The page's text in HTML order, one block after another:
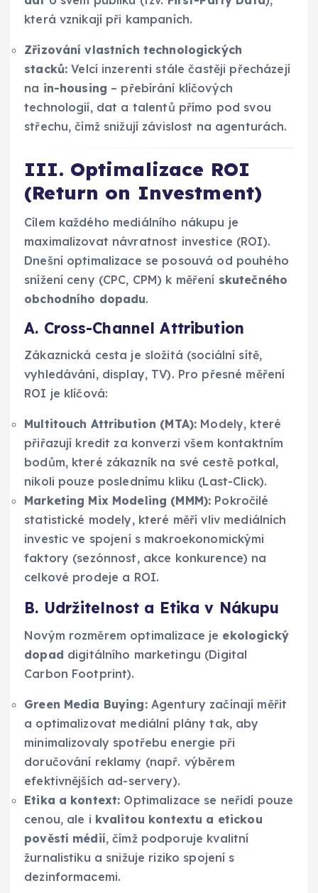
která vznikají při kampaních.
Zřizování vlastních technologických
stacků: Velcí inzerenti stále častěji přecházejí
na in-housing – přebírání klíčových
technologií, dat a talentů přímo pod svou
střechu, čímž snižují závislost na agenturách.
III. Optimalizace ROI
(Return on Investment)
Cílem každého mediálního nákupu je
maximalizovat návratnost investice (ROI).
Dnešní optimalizace se posouvá od pouhého
snížení ceny (CPC, CPM) k měření skutečného
obchodního dopadu.
A. Cross-Channel Attribution
Zákaznická cesta je složitá (sociální sítě,
vyhledávání, display, TV). Pro přesné měření
ROI je klíčová:
Multitouch Attribution (MTA): Modely, které
přiřazují kredit za konverzi všem kontaktním
bodům, které zákazník na své cestě potkal,
nikoli pouze poslednímu kliku (Last-Click).
Marketing Mix Modeling (MMM): Pokročilé
statistické modely, které měří vliv mediálních
investic ve spojení s makroekonomickými
faktory (sezónnost, akce konkurence) na
celkové prodeje a ROI.
B. Udržitelnost a Etika v Nákupu
Novým rozměrem optimalizace je ekologický
dopad digitálního marketingu (Digital
Carbon Footprint).
Green Media Buying:Agentury začínají měřit
a optimalizovat mediální plány tak, aby
minimalizovaly spotřebu energie při
doručování reklamy (např. výběrem
efektivnějších ad-servery).
Etika a kontext: Optimalizace se neřídí pouze
cenou, ale i kvalitou kontextu a etickou
pověstí médií, čímž podporuje kvalitní
žurnalistiku a snižuje riziko spojení s
dezinformacemi.